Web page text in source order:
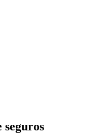
seguros